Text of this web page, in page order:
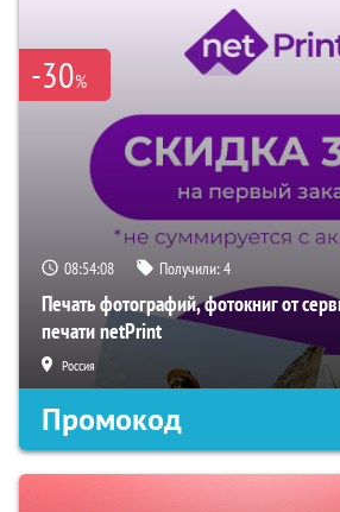
-30%
08:54:07 Получили:4
Печать фотографий, фотокниг от
печати netPrint
Россия
Промокод